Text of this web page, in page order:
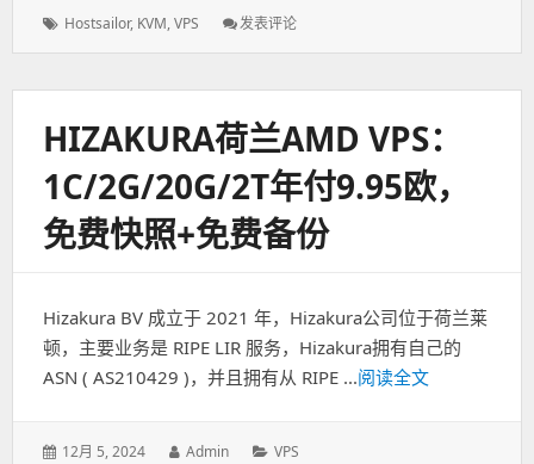
于：
类：
标
Hostsailor, KVM,VPS 发表评论
折
惠
$6/
年,1
核/1G
内
量
HIZAKURA荷兰AMD VPS：
1C/2G/20G/2T年付9.95欧，
免费快照+免费备份
Hizakura BV 成立于 2021 年，Hizakura公司位于荷兰莱
顿，主要业务是 RIPE LIR 服务，Hizakura拥有自己的
ASN ( AS210429 )，并且拥有从 RIPE ...阅读全文
发
12月 5, 2024
作
Admin
分
VPS